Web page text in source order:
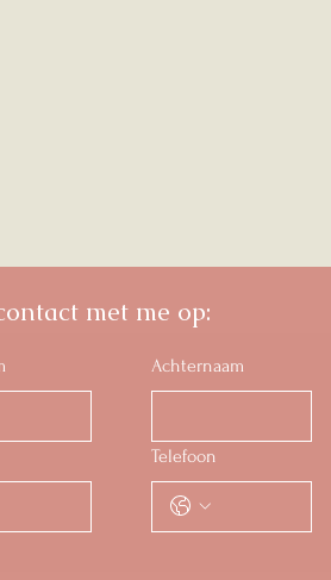
met me op:
Achternaam
Telefoon